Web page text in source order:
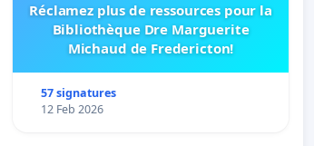
Réclamez plus de ressources pour la
Bibliothèque Dre Marguerite
Michaud de Fredericton!
57 signatures
12 Feb 2026